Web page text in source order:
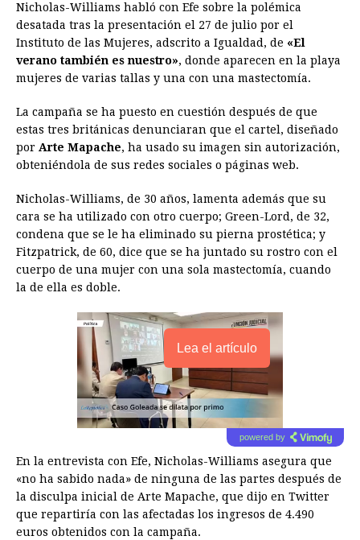
t
Nicholas-Williams habló con Efe sobre la polémica
desatada tras la presentación el 27 de julio por el
Instituto de las Mujeres, adscrito a Igualdad, de «El
verano también es nuestro», donde aparecen en la playa
mujeres de varias tallas y una con una mastectomía.
La campaña se ha puesto en cuestión después de que
estas tres británicas denunciaran que el cartel, diseñado
por Arte Mapache, ha usado su imagen sin autorización,
obteniéndola de sus redes sociales o páginas web.
Nicholas-Williams, de 30 años, lamenta además que su
cara se ha utilizado con otro cuerpo; Green-Lord, de 32,
condena que se le ha eliminado su pierna prostética; y
Fitzpatrick, de 60, dice que se ha juntado su rostro con el
cuerpo de una mujer con una sola mastectomía, cuando
la de ella es doble.
Lea el artículo
powered by
En la entrevista con Efe, Nicholas-Williams asegura que
«no ha sabido nada» de ninguna de las partes después de
la disculpa inicial de Arte Mapache, que dijo en Twitter
que repartiría con las afectadas los ingresos de 4.490
euros obtenidos con la campaña.